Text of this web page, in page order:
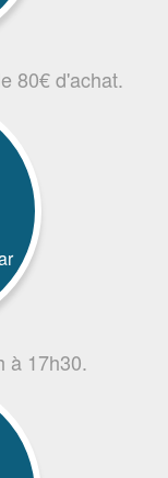
80€ d'achat.
à 17h30.